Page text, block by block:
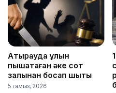
Атырауда ұлын
пышақтаған әке сот
залынан босап шықты
5 тамыз, 2026